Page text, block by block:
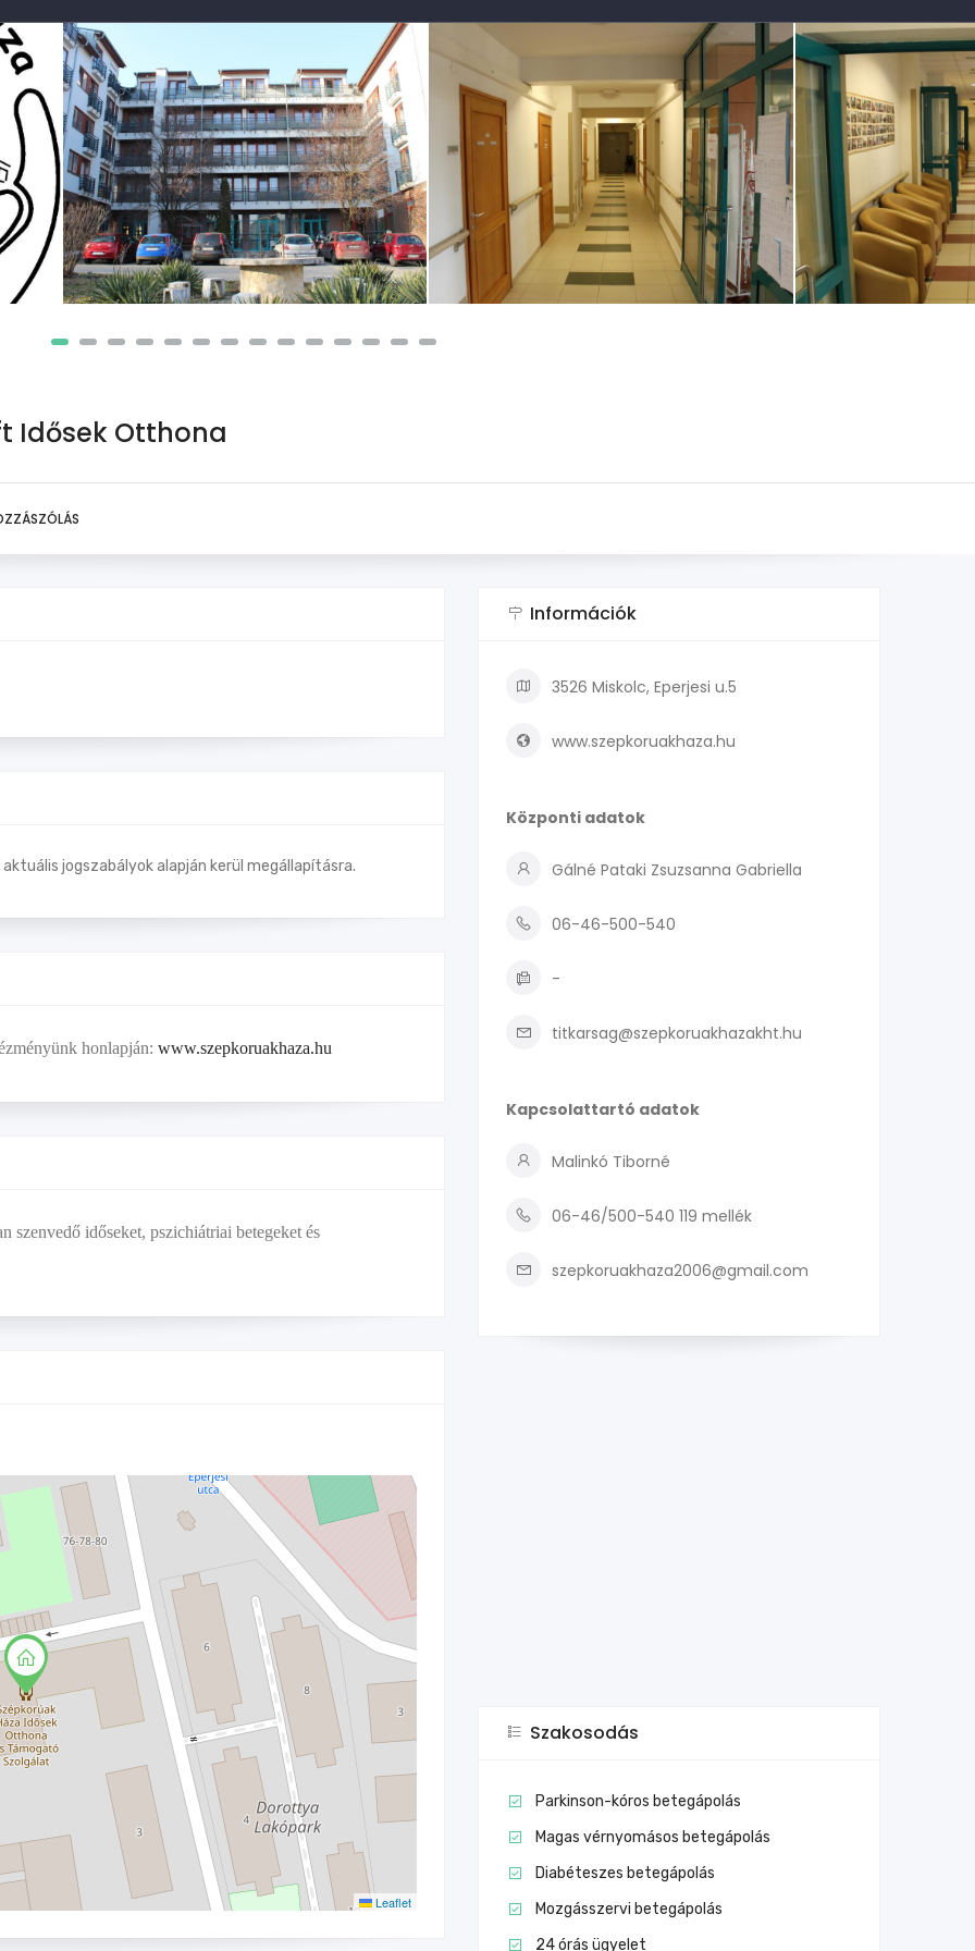
Idősek Otthona
jogszabályok alapján kerül megállapításra.
honlapján: www.szepkoruakhaza.hu
szenvedő időseket, pszichiátriai betegeket és
Leaflet
Információk
3526 Miskolc, Eperjesi u.5
www.szepkoruakhaza.hu
Központi adatok
Gálné Pataki Zsuzsanna Gabriella
06-46-500-540
-
titkarsag@szepkoruakhazakht.hu
Kapcsolattartó adatok
Malinkó Tiborné
06-46/500-540 119 mellék
szepkoruakhaza2006@gmail.com
Szakosodás
Parkinson-kóros betegápolás
Magas vérnyomásos betegápolás
Diabéteszes betegápolás
Mozgásszervi betegápolás
24 órás ügyelet